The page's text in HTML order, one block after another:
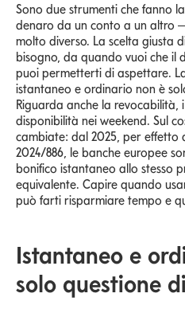
Sono due strumenti che fanno
denaro da un conto a un altro
molto diverso. La scelta giusta
bisogno, da quando vuoi che il
puoi permetterti di aspettare.
istantaneo e ordinario non è
Riguarda anche la revocabilità,
disponibilità nei weekend. Sul
cambiate: dal 2025, per effetto
2024/886, le banche europee
bonifico istantaneo allo stesso
equivalente. Capire quando
può farti risparmiare tempo e
Istantaneo e
solo questione